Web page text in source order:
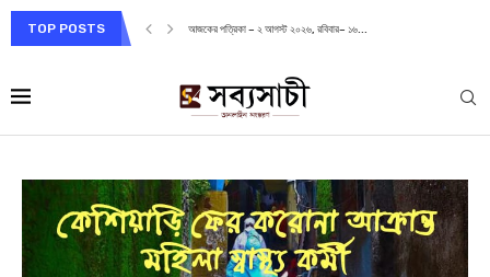
TOP POSTS আজকের পত্রিকা – ২ আগস্ট ২০২৬, রবিবার– ১৬...